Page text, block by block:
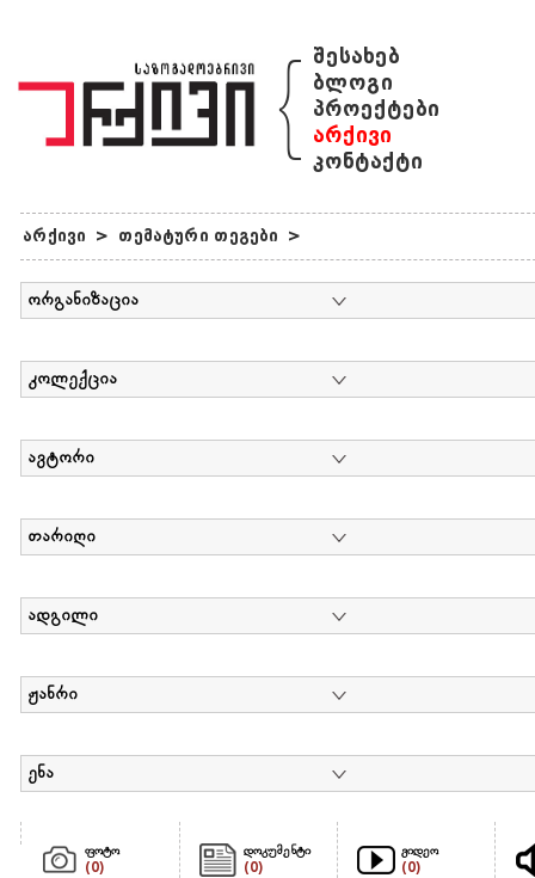
{ შესახებ
ბლოგი
პროექტები
არქივი
კონტაქტი
არქივი > თემატური თეგები >
ორგანიზაცია
კოლექცია
ავტორი
თარიღი
ადგილი
ჟანრი
ენა
ფოტო
(0)
დოკუმენტი
(0)
ვიდეო
(0)